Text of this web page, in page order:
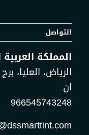
التواصل
المملكة
الرياض، العليا،
ان
966545743248